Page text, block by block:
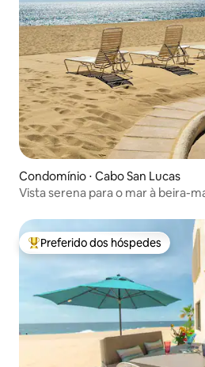
Condomínio ⋅ Cabo San Lucas
Vista serena para o mar à beira-
Entre os melhores preferidos dos
Preferido dos hóspedes